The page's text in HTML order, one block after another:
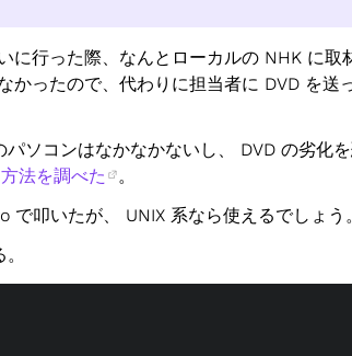
に行った際、なんとローカルの NHK に取
かったので、代わりに担当者に DVD を送
ソコンはなかなかないし、 DVD の劣化
法を調べた
。
叩いたが、 UNIX 系なら使えるでしょう。